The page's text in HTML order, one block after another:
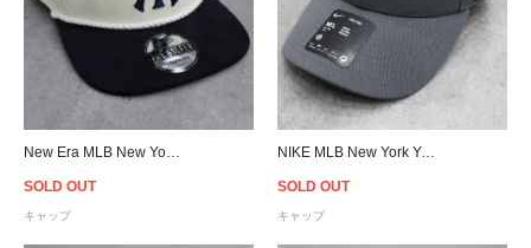
SOLD OUT
キャップ
NIKE MLB New York Yankees Adjustable Cap- Gray
SOLD OUT
キャップ